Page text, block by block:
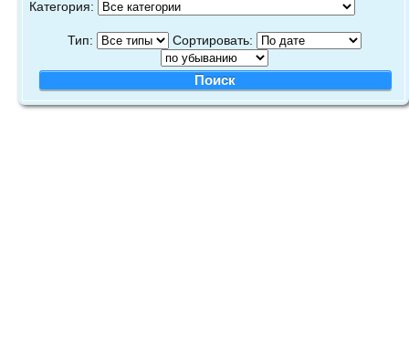
Категория:
Тип: Сортировать: